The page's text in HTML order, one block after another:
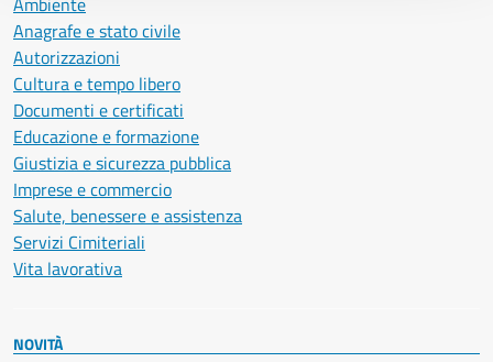
Anagrafe e stato civile
Autorizzazioni
Cultura e tempo libero
Documenti e certificati
Educazione e formazione
Giustizia e sicurezza pubblica
Imprese e commercio
Salute, benessere e assistenza
Servizi Cimiteriali
Vita lavorativa
NOVITÀ